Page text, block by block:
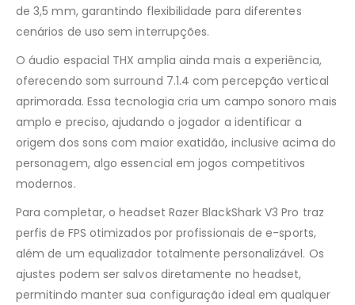
de 3,5 mm, garantindo flexibilidade para diferentes
cenários de uso sem interrupções.
O áudio espacial THX amplia ainda mais a experiência,
oferecendo som surround 7.1.4 com percepção vertical
aprimorada. Essa tecnologia cria um campo sonoro mais
amplo e preciso, ajudando o jogador a identificar a
origem dos sons com maior exatidão, inclusive acima do
personagem, algo essencial em jogos competitivos
modernos.
Para completar, o headset Razer BlackShark V3 Pro traz
perfis de FPS otimizados por profissionais de e-sports,
além de um equalizador totalmente personalizável. Os
ajustes podem ser salvos diretamente no headset,
permitindo manter sua configuração ideal em qualquer